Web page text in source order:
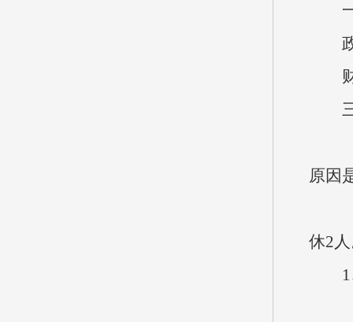
一
政
财
三
原因
休2
1、